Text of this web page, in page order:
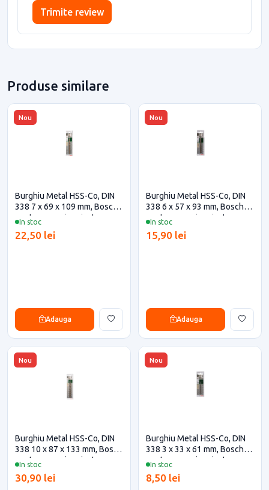
Trimite review
Produse similare
Nou
In stoc
Burghiu Metal HSS-Co, DIN
338 7 x 69 x 109 mm, Bosch
pentru casa si proiecte
22,50 lei
Adauga
Nou
In stoc
Burghiu Metal HSS-Co, DIN
338 6 x 57 x 93 mm, Bosch
pentru casa si proiecte
15,90 lei
Adauga
Nou
In stoc
Burghiu Metal HSS-Co, DIN
338 10 x 87 x 133 mm, Bosch
pentru casa si proiecte
30,90 lei
Nou
In stoc
Burghiu Metal HSS-Co, DIN
338 3 x 33 x 61 mm, Bosch
pentru casa si proiecte
8,50 lei